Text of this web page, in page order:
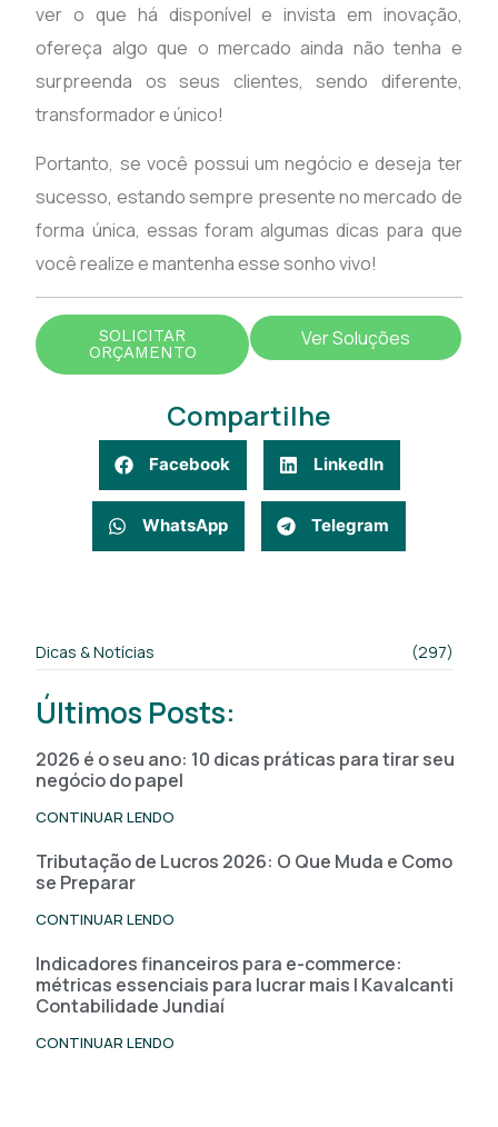
ver o que há disponível e invista em inovação,
ofereça algo que o mercado ainda não tenha e
surpreenda os seus clientes, sendo diferente,
transformador e único!
Portanto, se você possui um negócio e deseja ter
sucesso, estando sempre presente no mercado de
forma única, essas foram algumas dicas para que
você realize e mantenha esse sonho vivo!
SOLICITAR
ORÇAMENTO
Ver Soluções
Compartilhe
Facebook LinkedIn
WhatsApp Telegram
Dicas & Notícias (297)
Últimos Posts:
2026 é o seu ano: 10 dicas práticas para tirar seu
negócio do papel
CONTINUAR LENDO
Tributação de Lucros 2026: O Que Muda e Como
se Preparar
CONTINUAR LENDO
Indicadores financeiros para e-commerce:
métricas essenciais para lucrar mais | Kavalcanti
Contabilidade Jundiaí
CONTINUAR LENDO